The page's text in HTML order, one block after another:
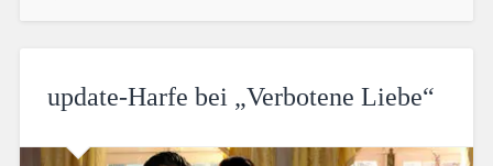
update-Harfe bei „Verbotene Liebe“